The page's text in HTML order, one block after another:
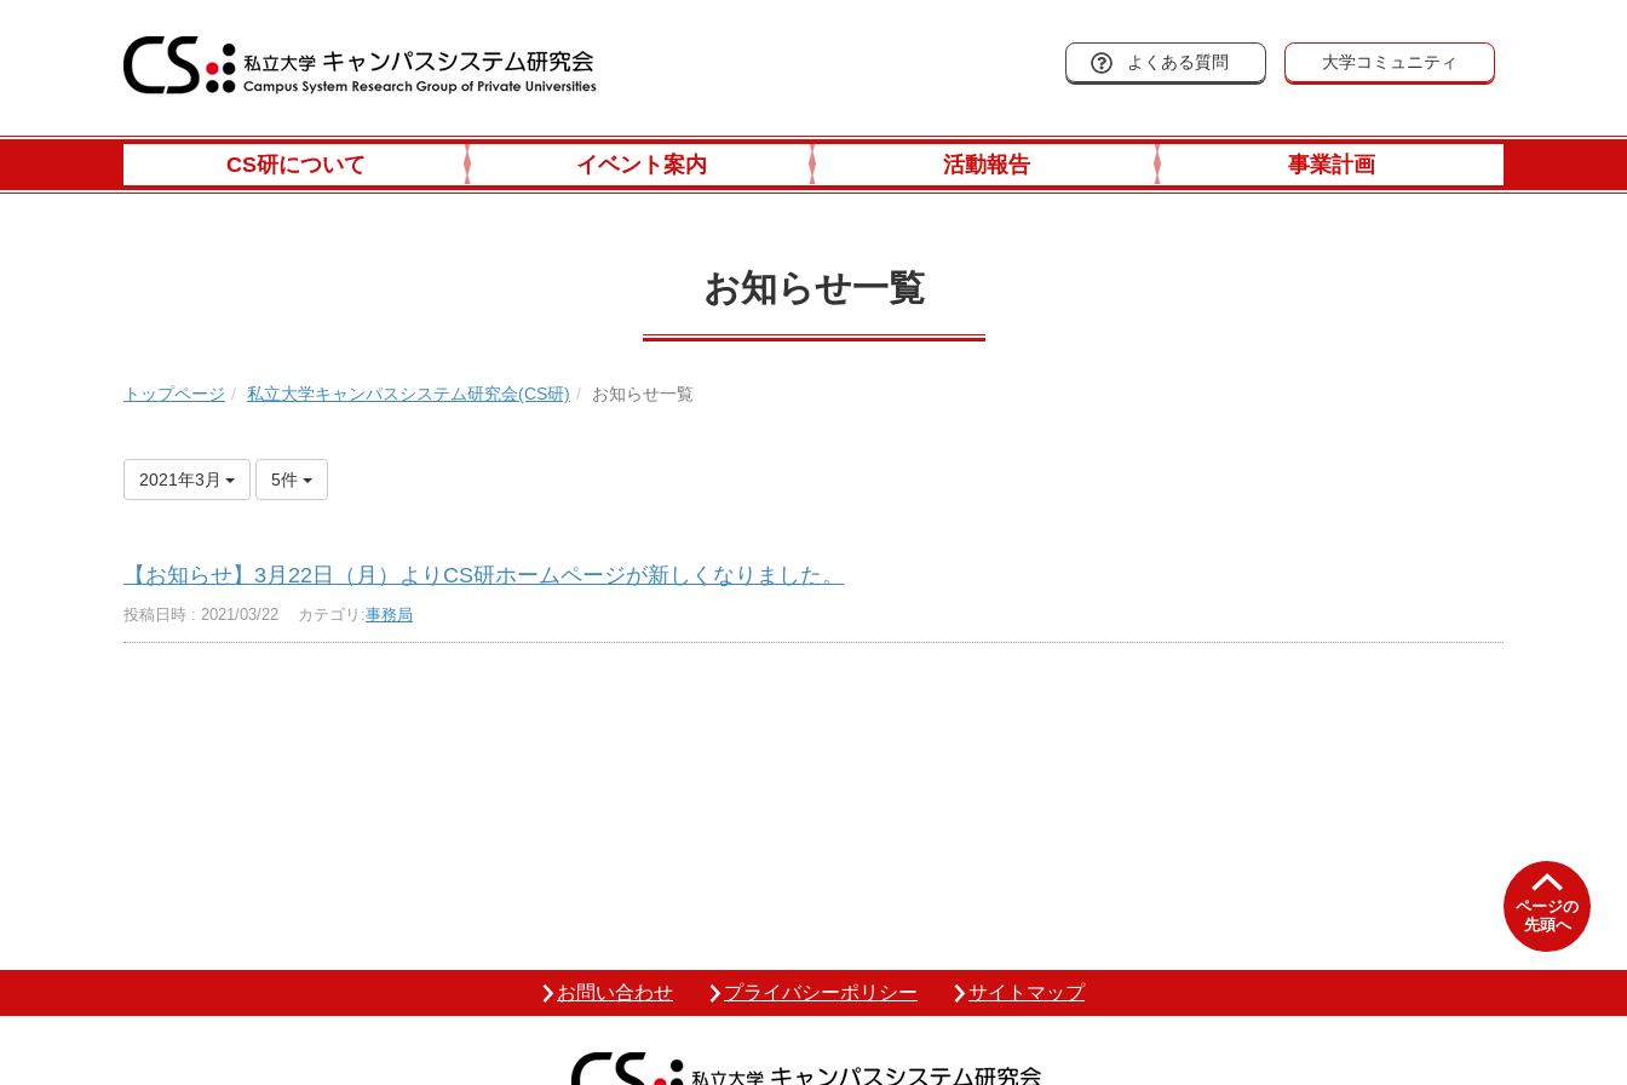
よくある質問 大学コミュニティ
CS研について イベント案内 活動報告 事業計画
お知らせ一覧
トップページ 私立大学キャンパスシステム研究会(CS研) お知らせ一覧
2021年3月 5件
【お知らせ】3月22日（月）よりCS研ホームページが新しくなりました。
投稿日時 : 2021/03/22 カテゴリ:事務局
ページの
先頭へ
お問い合わせ プライバシーポリシー サイトマップ